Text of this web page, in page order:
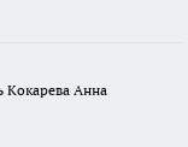
Кокарева Анна